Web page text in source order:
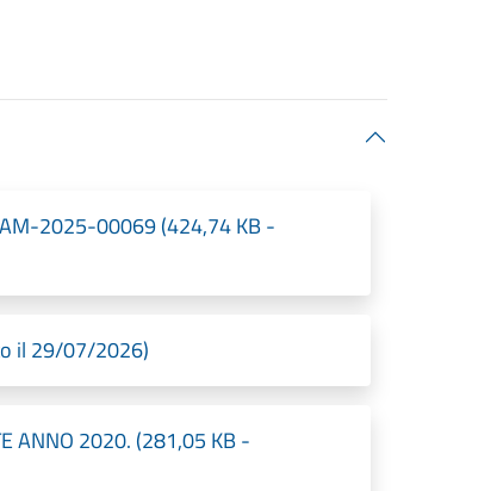
2025-00069 (424,74 KB -
il 29/07/2026)
ANNO 2020. (281,05 KB -